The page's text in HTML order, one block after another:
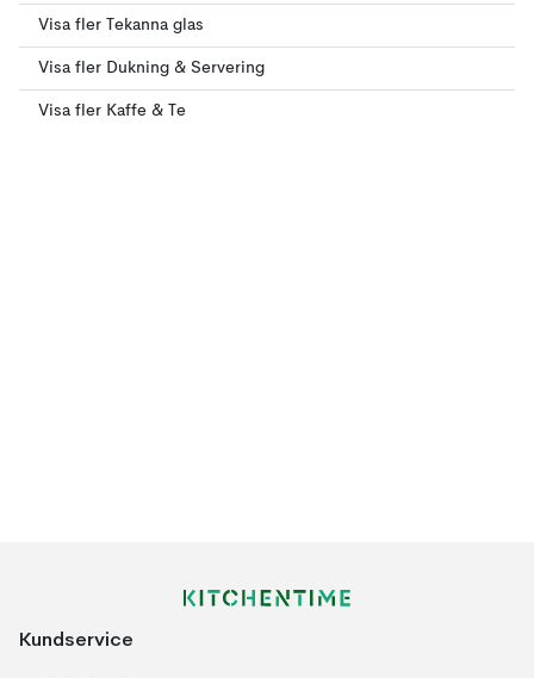
Visa fler Tekanna glas
Visa fler Dukning & Servering
Visa fler Kaffe & Te
Kundservice